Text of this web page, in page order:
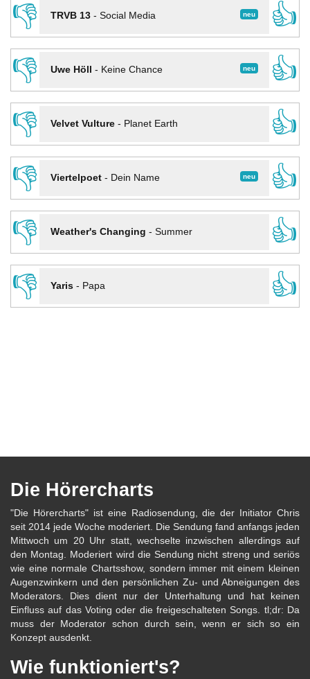
👎
neu
TRVB 13- Social Media
👍
👎
neu
Uwe Höll - Keine Chance
👍
👎
Velvet Vulture- Planet Earth
👍
👎
neu
Viertelpoet- Dein Name
👍
👎
Weather's Changing - Summer
👍
👎
Yaris- Papa 👍
Die Hörercharts
"Die Hörercharts" ist eine Radiosendung, die der Initiator Chris
seit 2014 jede Woche moderiert. Die Sendung fand anfangs jeden
Mittwoch um 20 Uhr statt, wechselte inzwischen allerdings auf
den Montag. Moderiert wird die Sendung nicht streng und seriös
wie eine normale Chartsshow, sondern immer mit einem kleinen
Augenzwinkern und den persönlichen Zu- und Abneigungen des
Moderators. Dies dient nur der Unterhaltung und hat keinen
Einfluss auf das Voting oder die freigeschalteten Songs. tl;dr: Da
muss der Moderator schon durch sein, wenn er sich so ein
Konzept ausdenkt.
Wie funktioniert's?